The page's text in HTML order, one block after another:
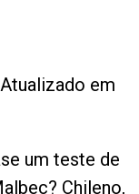
Atualizado em
um teste de
Chileno,